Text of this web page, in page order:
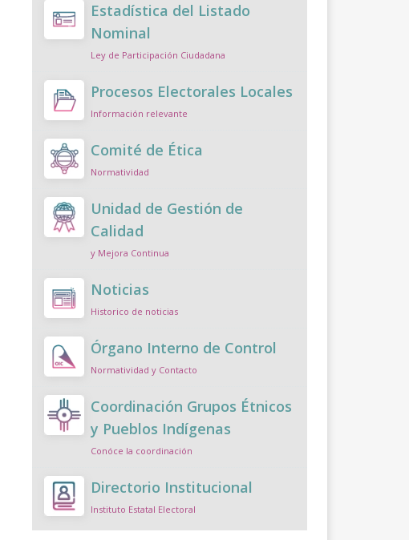
Estadística del Listado
Nominal
Ley de Participación Ciudadana
Procesos Electorales Locales
Información relevante
Comité de Ética
Normatividad
Unidad de Gestión de
Calidad
y Mejora Continua
Noticias
Historico de noticias
Órgano Interno de Control
Normatividad y Contacto
Coordinación Grupos Étnicos
y Pueblos Indígenas
Conóce la coordinación
Directorio Institucional
Instituto Estatal Electoral